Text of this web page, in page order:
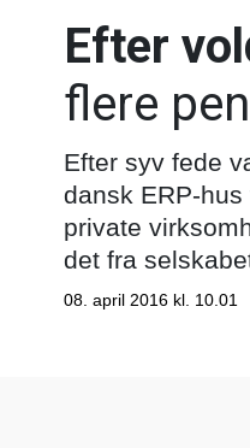
Efter
flere
Efter syv fede
dansk ERP-
private
det fra
08. april 2016 kl. 10.01